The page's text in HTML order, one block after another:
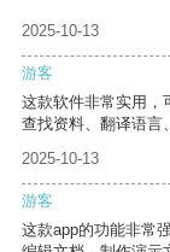
2025-10-13
游客
这款软件非常实用，
查找资料、翻译语言
2025-10-13
游客
这款app的功能非常